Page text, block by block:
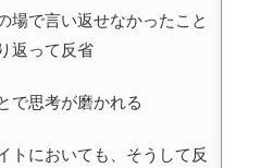
場で言い返せなかったこと
返って反省
で思考が磨かれる
トにおいても、そうして反